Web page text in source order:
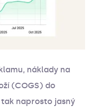
náklady na
(COGS) do
naprosto jasný